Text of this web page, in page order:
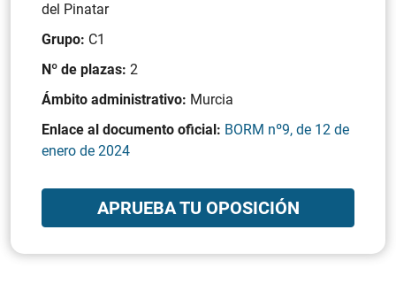
del Pinatar
Grupo: C1
Nº de plazas: 2
Ámbito administrativo: Murcia
Enlace al documento oficial: BORM nº9, de 12 de
enero de 2024
APRUEBA TU OPOSICIÓN